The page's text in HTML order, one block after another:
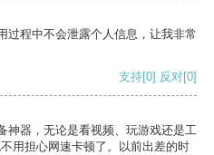
过程中不会泄露个人信息，让我非常
支持[0] 反对[0]
神器，无论是看视频、玩游戏还是工
用担心网速卡顿了。以前出差的时